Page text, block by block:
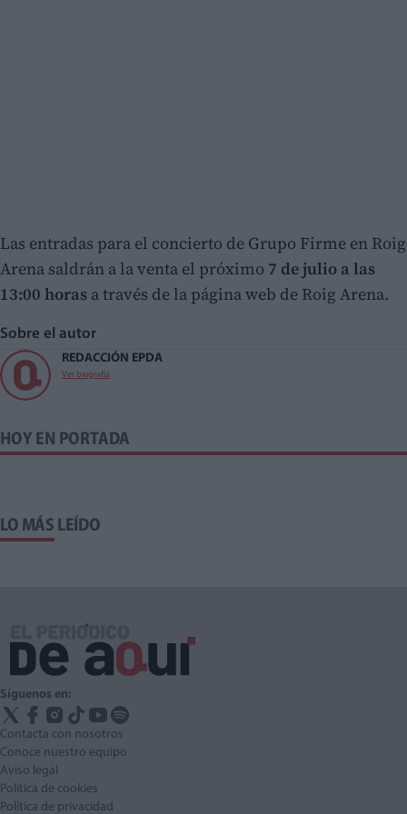
Las entradas para el concierto de Grupo Firme en Roig
Arena saldrán a la venta el próximo 7 de julio a las
13:00 horas a través de la página web de Roig Arena.
Sobre el autor
REDACCIÓN EPDA
Ver biografía
HOY EN PORTADA
LO MÁS LEÍDO
Síguenos en:
Contacta con nosotros
Conoce nuestro equipo
Aviso legal
Política de cookies
Política de privacidad